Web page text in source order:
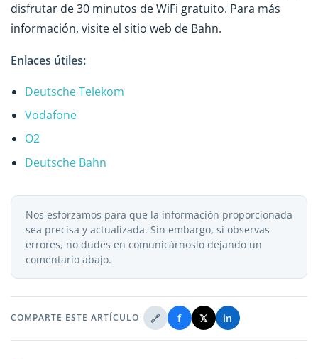
disfrutar de 30 minutos de WiFi gratuito. Para más
información, visite el sitio web de Bahn.
Enlaces útiles:
Deutsche Telekom
Vodafone
O2
Deutsche Bahn
Nos esforzamos para que la información proporcionada
sea precisa y actualizada. Sin embargo, si observas
errores, no dudes en comunicárnoslo dejando un
comentario abajo.
COMPARTE ESTE ARTÍCULO 🔗 f 𝕏 in